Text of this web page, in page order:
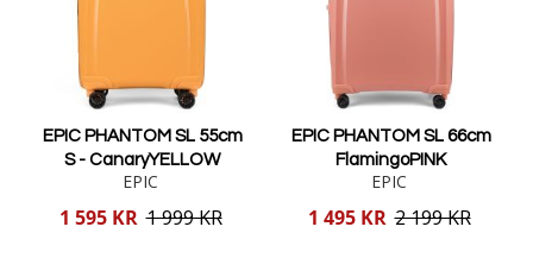
EPIC PHANTOM SL 55cm
S - CanaryYELLOW
EPIC
Reducerat
1 595 KR 1 999 KR
EPIC PHANTOM SL 66cm
FlamingoPINK
EPIC
Reducerat
1 495 KR 2 199 KR